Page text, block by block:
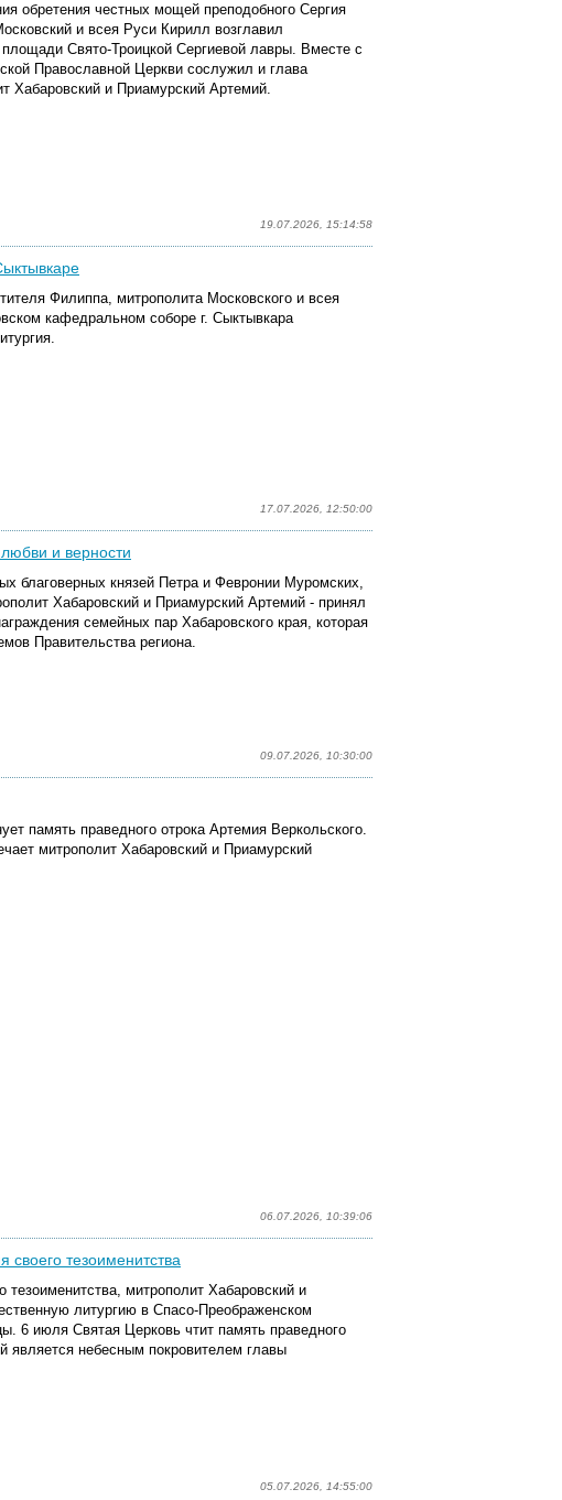
обретения честных мощей преподобного Сергия
и всея Руси Кирилл возглавил
Свято-Троицкой Сергиевой лавры. Вместе с
Православной Церкви сослужил и глава
Хабаровский и Приамурский Артемий.
19.07.2026, 15:14:58
Филиппа, митрополита Московского и всея
кафедральном соборе г. Сыктывкара
17.07.2026, 12:50:00
и верности
благоверных князей Петра и Февронии Муромских,
Хабаровский и Приамурский Артемий - принял
семейных пар Хабаровского края, которая
Правительства региона.
09.07.2026, 10:30:00
память праведного отрока​ Артемия​ Веркольского.
митрополит Хабаровский и Приамурский
06.07.2026, 10:39:06
тезоименитства
тезоименитства, митрополит Хабаровский и
литургию в Спасо-Преображенском
6 июля Святая Церковь чтит память праведного
является небесным покровителем главы
05.07.2026, 14:55:00